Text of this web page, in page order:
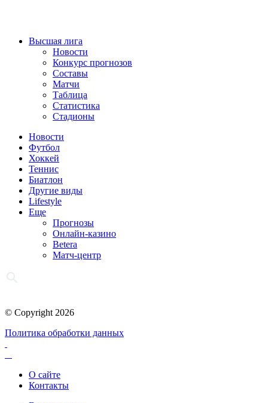
Высшая лига
Новости
Конкурс прогнозов
Составы
Матчи
Таблица
Статистика
Стадионы
Новости
Футбол
Хоккей
Теннис
Биатлон
Другие виды
Lifestyle
Еще
Прогнозы
Онлайн-казино
Betera
Матч-центр
© Copyright 2026
Политика обработки данных
О сайте
Контакты